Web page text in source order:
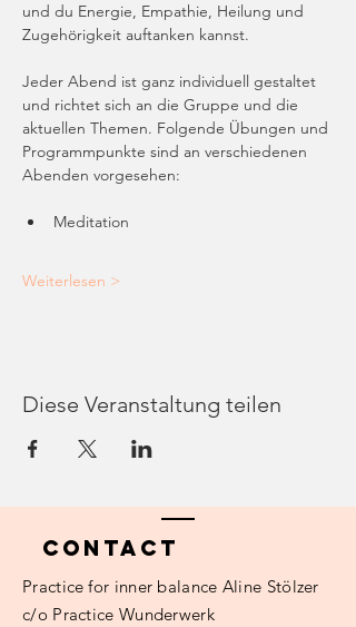
und du Energie, Empathie, Heilung und
Zugehörigkeit auftanken kannst.
Jeder Abend ist ganz individuell gestaltet
und richtet sich an die Gruppe und die
aktuellen Themen. Folgende Übungen und
Programmpunkte sind an verschiedenen
Abenden vorgesehen:
Meditation
Weiterlesen >
Diese Veranstaltung teilen
Contact
Practice for inner balance Aline Stölzer
c/o Practice Wunderwerk